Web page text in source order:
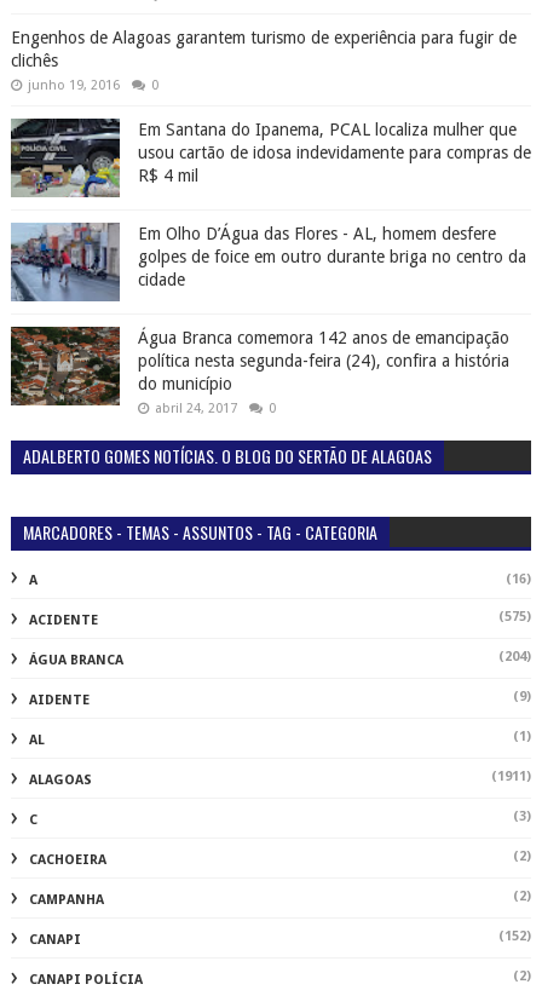
Engenhos de Alagoas garantem turismo de experiência para fugir de
clichês
junho 19, 2016 0
Em Santana do Ipanema, PCAL localiza mulher que
usou cartão de idosa indevidamente para compras de
R$ 4 mil
Em Olho D’Água das Flores - AL, homem desfere
golpes de foice em outro durante briga no centro da
cidade
Água Branca comemora 142 anos de emancipação
política nesta segunda-feira (24), confira a história
do município
abril 24, 2017 0
ADALBERTO GOMES NOTÍCIAS. O BLOG DO SERTÃO DE ALAGOAS
MARCADORES - TEMAS - ASSUNTOS - TAG - CATEGORIA
A (16)
ACIDENTE (575)
ÁGUA BRANCA (204)
AIDENTE (9)
AL (1)
ALAGOAS (1911)
C (3)
CACHOEIRA (2)
CAMPANHA (2)
CANAPI (152)
CANAPI POLÍCIA (2)